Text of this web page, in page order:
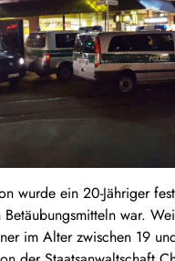
wurde ein 20-Jähriger
war.
im Alter zwischen 19